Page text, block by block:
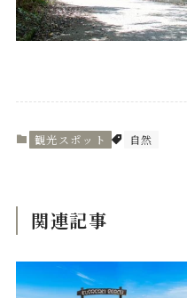
観光スポット 自然
関連記事